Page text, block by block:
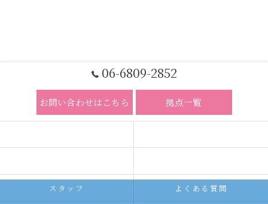
06-6809-2852
お問い合わせはこちら 拠点一覧
スタッフ よくある質問